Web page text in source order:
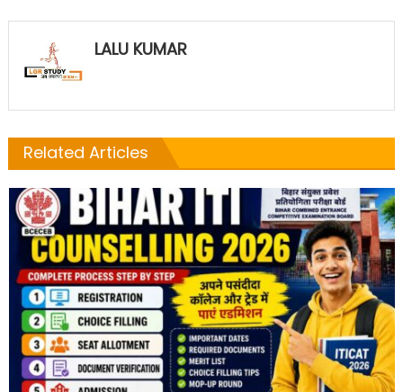
LALU KUMAR
Related Articles